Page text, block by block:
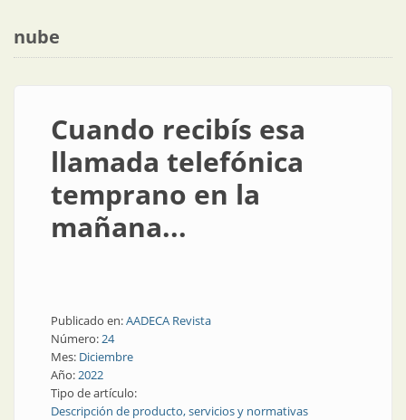
nube
Cuando recibís esa
llamada telefónica
temprano en la
mañana...
Publicado en:AADECA Revista
Número:24
Mes: Diciembre
Año:2022
Tipo de artículo:
Descripción de producto, servicios y normativas